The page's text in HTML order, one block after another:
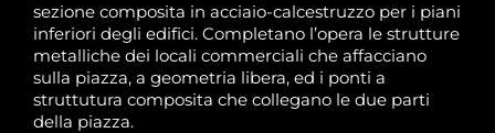
sezione composita in acciaio-calcestruzzo per i piani
inferiori degli edifici. Completano l’opera le strutture
metalliche dei locali commerciali che affacciano
sulla piazza, a geometria libera, ed i ponti a
struttutura composita che collegano le due parti
della piazza.